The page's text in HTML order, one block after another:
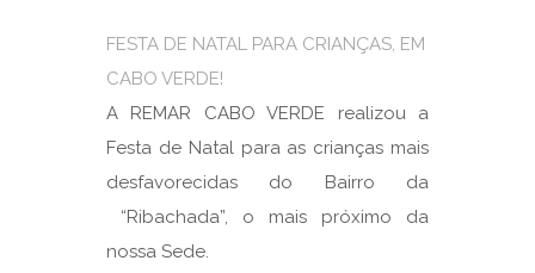
FESTA DE NATAL PARA CRIANÇAS, EM
CABO VERDE!
A REMAR CABO VERDE realizou a
Festa de Natal para as crianças mais
desfavorecidas do Bairro da
“Ribachada”, o mais próximo da
nossa Sede.